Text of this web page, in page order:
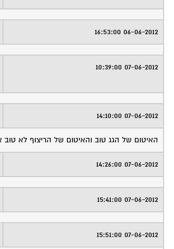
06-06-2012 16:53:00
07-06-2012 10:39:00
07-06-2012 14:10:00
האיטום של הגג טוב והאיטום של הריצוף לא
07-06-2012 14:26:00
07-06-2012 15:41:00
07-06-2012 15:51:00